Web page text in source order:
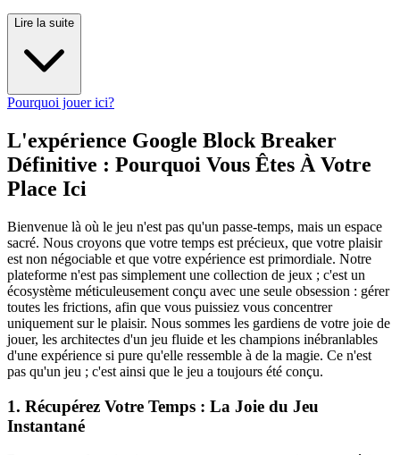
Lire la suite
Pourquoi jouer ici?
L'expérience Google Block Breaker
Définitive : Pourquoi Vous Êtes À Votre
Place Ici
Bienvenue là où le jeu n'est pas qu'un passe-temps, mais un espace
sacré. Nous croyons que votre temps est précieux, que votre plaisir
est non négociable et que votre expérience est primordiale. Notre
plateforme n'est pas simplement une collection de jeux ; c'est un
écosystème méticuleusement conçu avec une seule obsession : gérer
toutes les frictions, afin que vous puissiez vous concentrer
uniquement sur le plaisir. Nous sommes les gardiens de votre joie de
jouer, les architectes d'un jeu fluide et les champions inébranlables
d'une expérience si pure qu'elle ressemble à de la magie. Ce n'est
pas qu'un jeu ; c'est ainsi que le jeu a toujours été conçu.
1. Récupérez Votre Temps : La Joie du Jeu
Instantané